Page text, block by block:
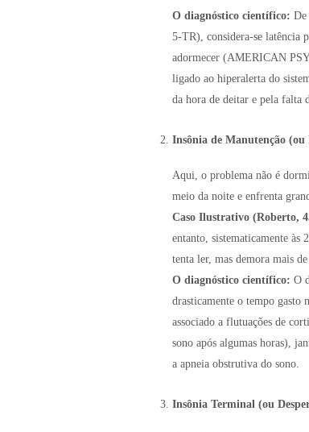
O diagnóstico científico: De
5-TR), considera-se latência
adormecer (AMERICAN
ligado ao hiperalerta do
da hora de deitar e pela falta
Insônia de Manutenção
Aqui, o problema não é
meio da noite e enfrenta
Caso Ilustrativo (Roberto,
entanto, sistematicamente às
tenta ler, mas demora mais
O diagnóstico científico: O
drasticamente o tempo gasto
associado a flutuações de
sono após algumas horas),
a apneia obstrutiva do sono.
Insônia Terminal (ou